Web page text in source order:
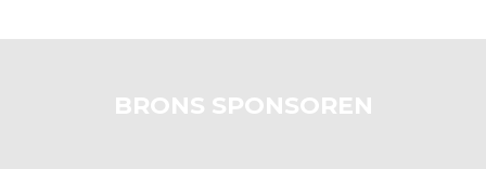
BRONS SPONSOREN